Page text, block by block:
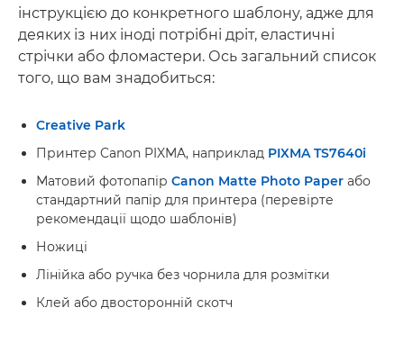
інструкцією до конкретного шаблону, адже для
деяких із них іноді потрібні дріт, еластичні
стрічки або фломастери. Ось загальний список
того, що вам знадобиться:
Creative Park
Принтер Canon PIXMA, наприклад PIXMA TS7640i
Матовий фотопапір Canon Matte Photo Paper або
стандартний папір для принтера (перевірте
рекомендації щодо шаблонів)
Ножиці
Лінійка або ручка без чорнила для розмітки
Клей або двосторонній скотч